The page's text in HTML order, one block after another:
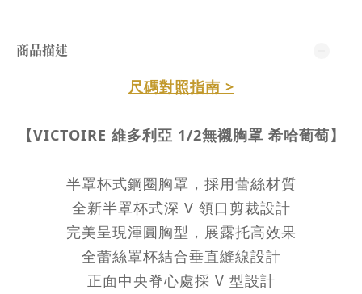
商品描述
尺碼對照指南 >
【VICTOIRE 維多利亞 1/2無襯胸罩 希哈葡萄】
半罩杯式鋼圈胸罩，採用蕾絲材質
全新半罩杯式深 V 領口剪裁設計
完美呈現渾圓胸型，展露托高效果
全蕾絲罩杯結合垂直縫線設計
正面中央脊心處採 V 型設計